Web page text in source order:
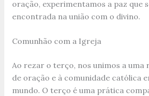
oração, experimentamos a paz que
encontrada na união com o divino.
Comunhão com a Igreja
Ao rezar o terço, nos unimos a uma
de oração e à comunidade católica
mundo. O terço é uma prática